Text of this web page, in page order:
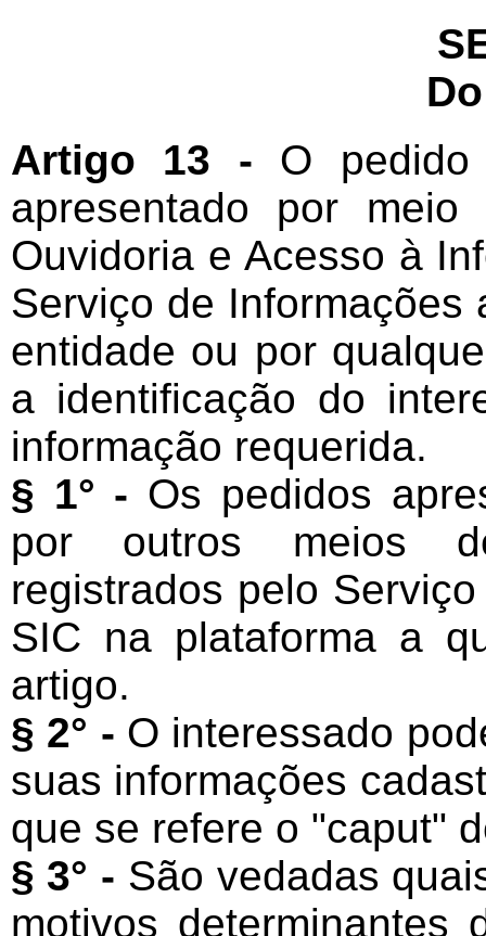
Artigo 13 - O
apresentado por
Ouvidoria e Acesso à
Serviço de
entidade ou por
a identificação do
informação requerida.
§ 1° - Os pedidos
por outros meios
registrados pelo
SIC na plataforma a
artigo.
§ 2° - O interessado
suas informações
que se refere o "caput"
§ 3° - São vedadas
motivos determinantes